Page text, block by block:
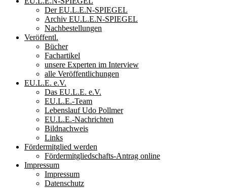
Der EU.L.E.N-SPIEGEL
Archiv EU.L.E.N-SPIEGEL
Nachbestellungen
Veröffentl.
Bücher
Fachartikel
unsere Experten im Interview
alle Veröffentlichungen
EU.L.E. e.V.
Das EU.L.E. e.V.
EU.L.E.-Team
Lebenslauf Udo Pollmer
EU.L.E.-Nachrichten
Bildnachweis
Links
Fördermitglied werden
Fördermitgliedschafts-Antrag online
Impressum
Impressum
Datenschutz